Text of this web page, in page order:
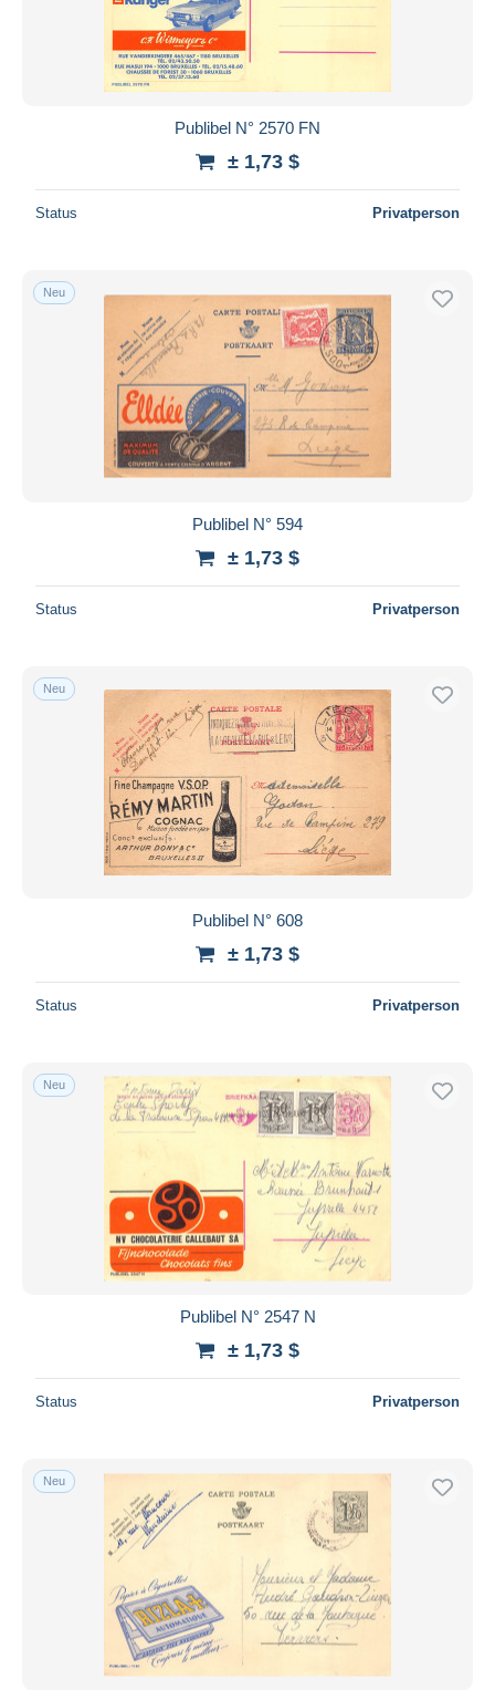
Publibel N° 2570 FN
± 1,73 $
Status Privatperson
Neu
Publibel N° 594
± 1,73 $
Status Privatperson
Neu
Publibel N° 608
± 1,73 $
Status Privatperson
Neu
Publibel N° 2547 N
± 1,73 $
Status Privatperson
Neu